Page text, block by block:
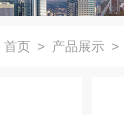
首页 > 产品展示